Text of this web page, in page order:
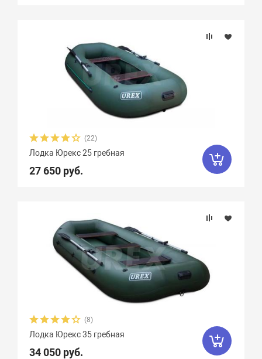
(22)
Лодка Юрекс 25 гребная
27 650 руб.
(8)
Лодка Юрекс 35 гребная
34 050 руб.